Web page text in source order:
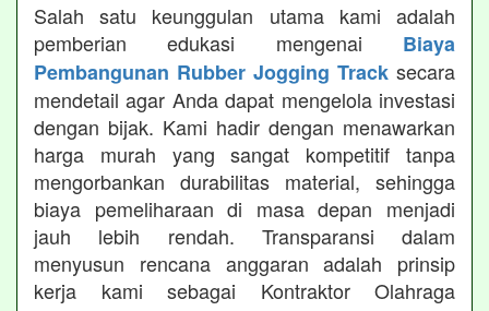
Salah satu keunggulan utama kami adalah
pemberian edukasi mengenai Biaya
Pembangunan Rubber Jogging Track secara
mendetail agar Anda dapat mengelola investasi
dengan bijak. Kami hadir dengan menawarkan
harga murah yang sangat kompetitif tanpa
mengorbankan durabilitas material, sehingga
biaya pemeliharaan di masa depan menjadi
jauh lebih rendah. Transparansi dalam
menyusun rencana anggaran adalah prinsip
kerja kami sebagai Kontraktor Olahraga